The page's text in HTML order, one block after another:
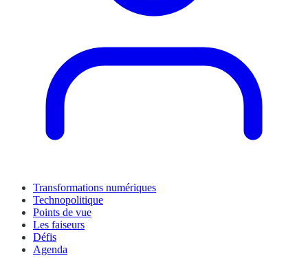
Transformations numériques
Technopolitique
Points de vue
Les faiseurs
Défis
Agenda